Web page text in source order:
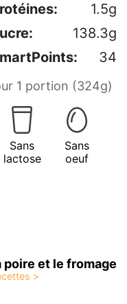
1.5g
138.3g
34
1 portion (324g)
Sans
lactose
Sans
oeuf
poire et le fromage